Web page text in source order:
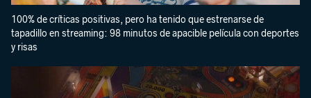
100% de críticas positivas, pero ha tenido que estrenarse de
tapadillo en streaming: 98 minutos de apacible película con deportes
y risas